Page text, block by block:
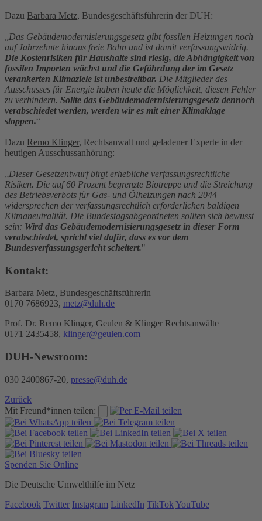
Dazu Barbara Metz, Bundesgeschäftsführerin der DUH:
„Das Gebäudemodernisierungsgesetz gibt fossilen Heizungen noch
auf Jahrzehnte hinaus freie Bahn und ist damit verfassungswidrig.
Die Kostenrisiken für Haushalte sind riesig, die Abhängigkeit von
fossilen Importen wächst und die Gefährdung der im Gesetz
verankerten Klimaziele ist unbestreitbar. Die Mitglieder des
Ausschusses für Energie haben heute die Möglichkeit, diesen Fehler
zu verhindern. Sollte das Gebäudemodernisierungsgesetz dennoch
verabschiedet werden, werden wir es mit einer Klimaklage
stoppen.“
Dazu Remo Klinger, Rechtsanwalt und geladener Experte in der
heutigen Ausschussanhörung:
„Dieser Gesetzentwurf birgt erhebliche verfassungsrechtliche
Risiken. Die auf 60 Prozent begrenzte Biotreppe und die Streichung
des Betriebsverbots für Gas- und Ölheizungen nach 2044
widersprechen der verfassungsrechtlich erforderlichen baldigen
Klimaneutralität. Die Bundestagsabgeordneten sollten sich bewusst
sein: Wird das Gebäudemodernisierungsgesetz in dieser Form
verabschiedet, spricht viel dafür, dass es vor dem
Bundesverfassungsgericht scheitert."
Kontakt:
Barbara Metz, Bundesgeschäftsführerin
0170 7686923, metz@duh.de
Prof. Dr. Remo Klinger, Geulen & Klinger Rechtsanwälte
0171 2435458, klinger@geulen.com
DUH-Newsroom:
030 2400867-20, presse@duh.de
Zurück
Mit Freund*innen teilen:
Spenden Sie Online
Die Deutsche Umwelthilfe im Netz
Facebook Twitter Instagram LinkedIn TikTok YouTube